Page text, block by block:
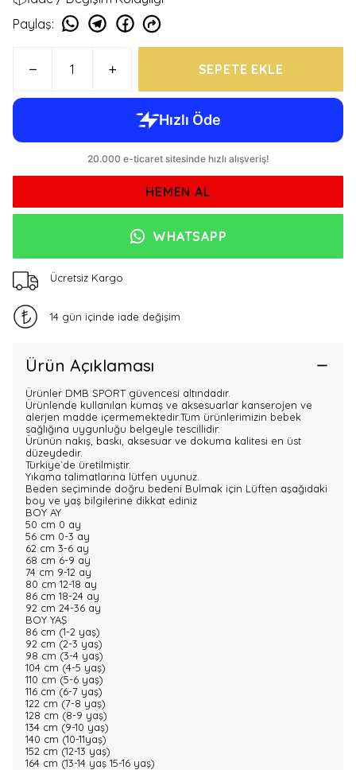
Paylaş:
SEPETE EKLE
HEMEN AL
WHATSAPP
Ücretsiz Kargo
14 gün içinde iade değişim
Ürün Açıklaması
Ürünler DMB SPORT güvencesi altındadır.
Ürünlende kullanılan kumaş ve aksesuarlar kanserojen ve
alerjen madde içermemektedir.Tüm ürünlerimizin bebek
sağlığına uygunluğu belgeyle tescillidir.
Ürünün nakış, baskı, aksesuar ve dokuma kalitesi en üst
düzeydedir.
Türkiye`de üretilmiştir.
Yıkama talimatlarına lütfen uyunuz.
Beden seçiminde doğru bedeni Bulmak için Lüften aşağıdaki
boy ve yaş bilgilerine dikkat ediniz
BOY AY
50 cm 0 ay
56 cm 0-3 ay
62 cm 3-6 ay
68 cm 6-9 ay
74 cm 9-12 ay
80 cm 12-18 ay
86 cm 18-24 ay
92 cm 24-36 ay
BOY YAŞ
86 cm (1-2 yaş)
92 cm (2-3 yaş)
98 cm (3-4 yaş)
104 cm (4-5 yaş)
110 cm (5-6 yaş)
116 cm (6-7 yaş)
122 cm (7-8 yaş)
128 cm (8-9 yaş)
134 cm (9-10 yaş)
140 cm (10-11yaş)
152 cm (12-13 yaş)
164 cm (13-14 yaş 15-16 yaş)